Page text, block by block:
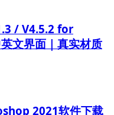
/ V4.5.2 for
文界面｜真实材质
2021软件下载